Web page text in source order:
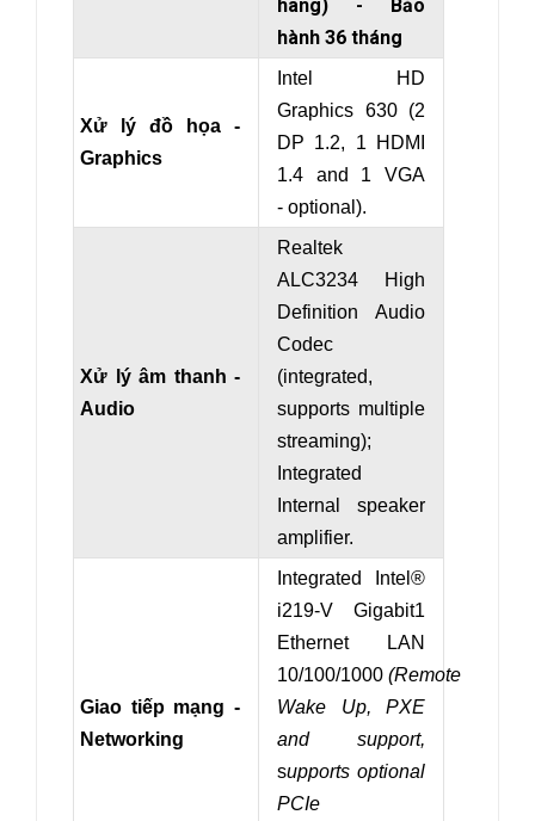
hãng) - Bảo
hành 36 tháng
Xử lý đồ họa -
Graphics
Intel HD
Graphics 630 (2
DP 1.2, 1 HDMI
1.4 and 1 VGA
- optional ).
Xử lý âm thanh -
Audio
Realtek
ALC3234 High
Definition Audio
Codec
(integrated,
supports multiple
streaming);
Integrated
Internal speaker
amplifier.
Giao tiếp mạng -
Networking
Integrated Intel®
i219-V Gigabit1
Ethernet LAN
10/100/1000 (Remote
Wake Up, PXE
and support,
supports optional
PCIe